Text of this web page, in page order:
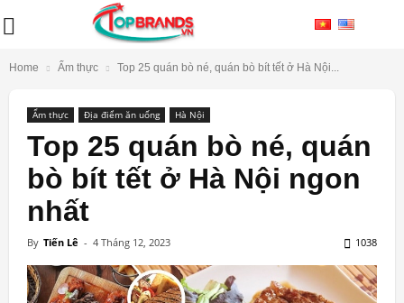
Home Ẩm thực Top 25 quán bò né, quán bò bít tết ở Hà Nội...
Ẩm thực Địa điểm ăn uống Hà Nội
Top 25 quán bò né, quán
bò bít tết ở Hà Nội ngon
nhất
By Tiến Lê - 4 Tháng 12, 2023 1038